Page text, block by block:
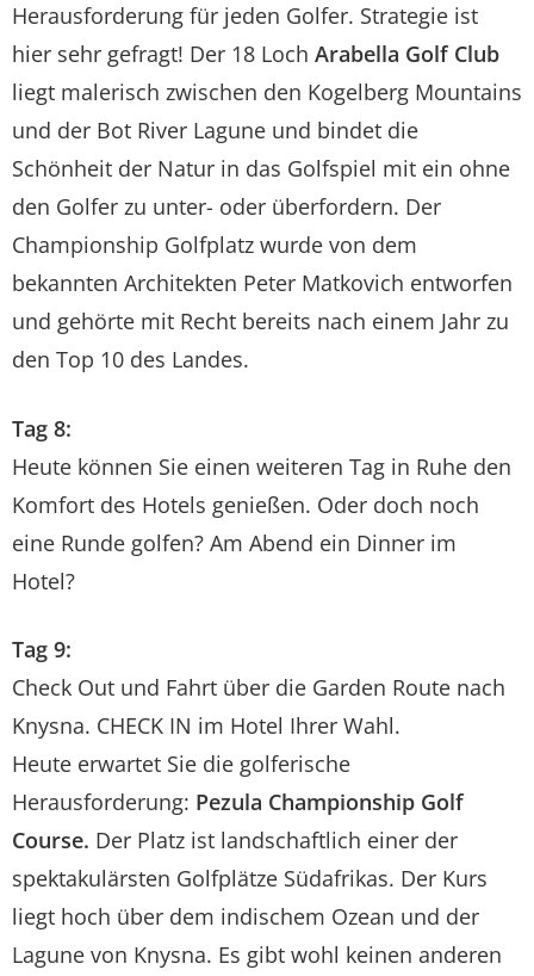
Herausforderung für jeden Golfer. Strategie ist
hier sehr gefragt! Der 18 Loch Arabella Golf Club
liegt malerisch zwischen den Kogelberg Mountains
und der Bot River Lagune und bindet die
Schönheit der Natur in das Golfspiel mit ein ohne
den Golfer zu unter- oder überfordern. Der
Championship Golfplatz wurde von dem
bekannten Architekten Peter Matkovich entworfen
und gehörte mit Recht bereits nach einem Jahr zu
den Top 10 des Landes.
Tag 8:
Heute können Sie einen weiteren Tag in Ruhe den
Komfort des Hotels genießen. Oder doch noch
eine Runde golfen? Am Abend ein Dinner im
Hotel?
Tag 9:
Check Out und Fahrt über die Garden Route nach
Knysna. CHECK IN im Hotel Ihrer Wahl.
Heute erwartet Sie die golferische
Herausforderung: Pezula Championship Golf
Course. Der Platz ist landschaftlich einer der
spektakulärsten Golfplätze Südafrikas. Der Kurs
liegt hoch über dem indischem Ozean und der
Lagune von Knysna. Es gibt wohl keinen anderen